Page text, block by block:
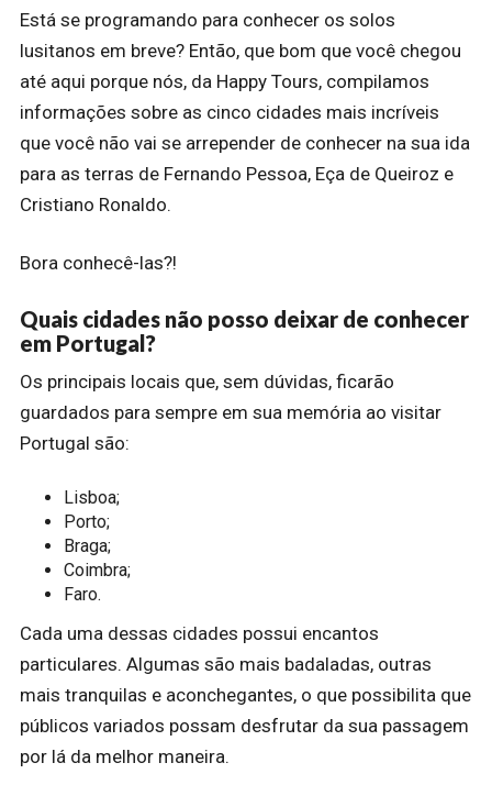
Está se programando para conhecer os solos
lusitanos em breve? Então, que bom que você chegou
até aqui porque nós, da Happy Tours, compilamos
informações sobre as cinco cidades mais incríveis
que você não vai se arrepender de conhecer na sua ida
para as terras de Fernando Pessoa, Eça de Queiroz e
Cristiano Ronaldo.
Bora conhecê-las?!
Quais cidades não posso deixar de conhecer
em Portugal?
Os principais locais que, sem dúvidas, ficarão
guardados para sempre em sua memória ao visitar
Portugal são:
Lisboa;
Porto;
Braga;
Coimbra;
Faro.
Cada uma dessas cidades possui encantos
particulares. Algumas são mais badaladas, outras
mais tranquilas e aconchegantes, o que possibilita que
públicos variados possam desfrutar da sua passagem
por lá da melhor maneira.